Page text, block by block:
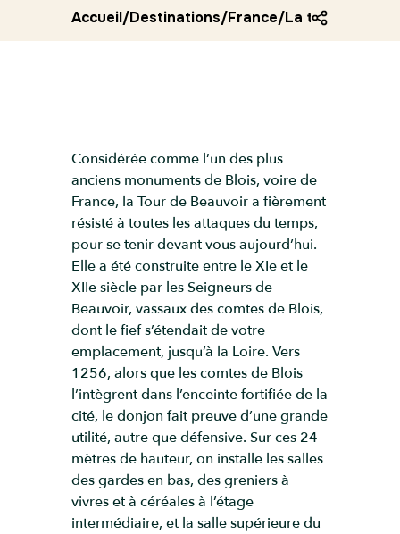
Accueil/Destinations/France/La tour de
Considérée comme l’un des plus
anciens monuments de Blois, voire de
France, la Tour de Beauvoir a fièrement
résisté à toutes les attaques du temps,
pour se tenir devant vous aujourd’hui.
Elle a été construite entre le XIe et le
XIIe siècle par les Seigneurs de
Beauvoir, vassaux des comtes de Blois,
dont le fief s’étendait de votre
emplacement, jusqu’à la Loire. Vers
1256, alors que les comtes de Blois
l’intègrent dans l’enceinte fortifiée de la
cité, le donjon fait preuve d’une grande
utilité, autre que défensive. Sur ces 24
mètres de hauteur, on installe les salles
des gardes en bas, des greniers à
vivres et à céréales à l’étage
intermédiaire, et la salle supérieure du